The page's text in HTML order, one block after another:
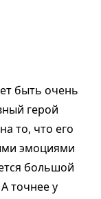
быть очень
герой
то, что его
эмоциями
большой
точнее у